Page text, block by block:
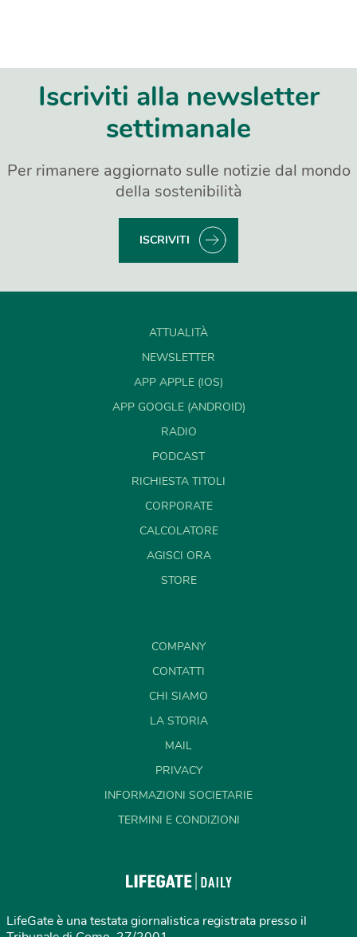
Iscriviti alla newsletter
settimanale
Per rimanere aggiornato sulle notizie dal mondo
della sostenibilità
ISCRIVITI
ATTUALITÀ
NEWSLETTER
APP APPLE (IOS)
APP GOOGLE (ANDROID)
RADIO
PODCAST
RICHIESTA TITOLI
CORPORATE
CALCOLATORE
AGISCI ORA
STORE
COMPANY
CONTATTI
CHI SIAMO
LA STORIA
MAIL
PRIVACY
INFORMAZIONI SOCIETARIE
TERMINI E CONDIZIONI
LifeGate è una testata giornalistica registrata presso il